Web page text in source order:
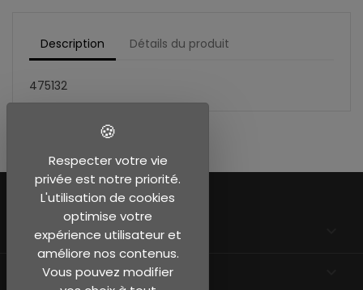
Description Détails du produit
475132
EN SAVOIR PLUS
INFORMATIONS
Respecter votre vie
privée est notre priorité.
L'utilisation de cookies
optimise votre
expérience utilisateur et
améliore nos contenus.
Vous pouvez modifier